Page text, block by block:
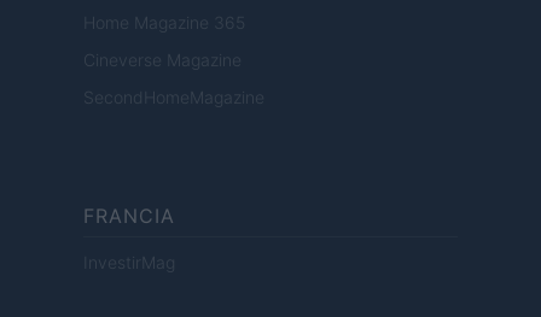
Home Magazine 365
Cineverse Magazine
SecondHomeMagazine
FRANCIA
InvestirMag